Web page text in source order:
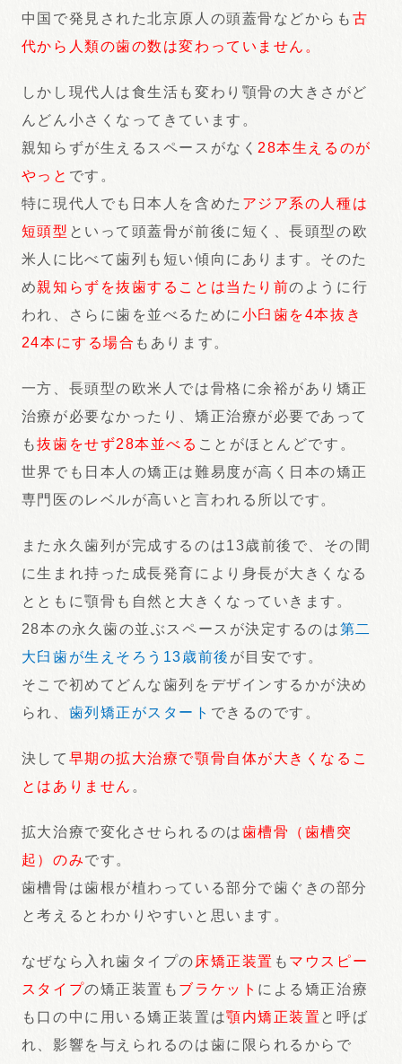
中国で発見された北京原人の頭蓋骨などからも 古
代から人類の歯の数は変わっていません。
しかし現代人は食生活も変わり顎骨の大きさがど
んどん小さくなってきています。
親知らずが生えるスペースがなく 28本生えるのが
やっと です。
特に現代人でも日本人を含めた アジア系の人種は
短頭型 といって頭蓋骨が前後に短く、長頭型の欧
米人に比べて歯列も短い傾向にあります。そのた
め親知らずを抜歯することは当たり前のように行
われ、さらに歯を並べるために 小臼歯を4本抜き
24本にする場合 もあります。
一方、長頭型の欧米人では骨格に余裕があり矯正
治療が必要なかったり、矯正治療が必要であって
も抜歯をせず28本並べる ことがほとんどです。
世界でも日本人の矯正は難易度が高く日本の矯正
専門医のレベルが高いと言われる所以です。
また永久歯列が完成するのは13歳前後で、その間
に生まれ持った成長発育により身長が大きくなる
とともに顎骨も自然と大きくなっていきます。
28本の永久歯の並ぶスペースが決定するのは第二
大臼歯が生えそろう13歳前後 が目安です。
そこで初めてどんな歯列をデザインするかが決め
られ、 歯列矯正がスタート できるのです。
決して 早期の拡大治療で顎骨自体が大きくなるこ
とはありません 。
拡大治療で変化させられるのは歯槽骨（歯槽突
起）のみです。
歯槽骨は歯根が植わっている部分で歯ぐきの部分
と考えるとわかりやすいと思います。
なぜなら入れ歯タイプの 床矯正装置 も マウスピー
スタイプの矯正装置も ブラケット による矯正治療
も口の中に用いる矯正装置は顎内矯正装置 と呼ば
れ、影響を与えられるのは歯に限られるからで